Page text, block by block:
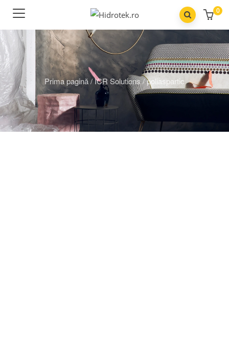
0
Prima pagină/ICR Solutions/poliaspartic